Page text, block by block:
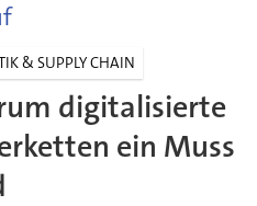
& SUPPLY CHAIN
digitalisierte
ein Muss